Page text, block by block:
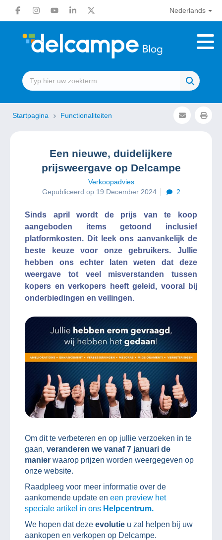
Nederlands
Startpagina Functionaliteiten
Een nieuwe, duidelijkere
prijsweergave op Delcampe
Verkoopadvies
Gepubliceerd op 19 December 2024
2
Sinds april wordt de prijs van te koop
aangeboden items getoond inclusief
platformkosten. Dit leek ons aanvankelijk de
beste keuze voor onze gebruikers. Jullie
hebben ons echter laten weten dat deze
weergave tot veel misverstanden tussen
kopers en verkopers heeft geleid, vooral bij
onderbiedingen en veilingen.
Om dit te verbeteren en op jullie verzoeken in te
gaan, veranderen we vanaf 7 januari de
manier waarop prijzen worden weergegeven op
onze website.
Raadpleeg voor meer informatie over de
aankomende update en een preview het
speciale artikel in ons Helpcentrum.
We hopen dat deze evolutie u zal helpen bij uw
aankopen en verkopen op Delcampe.